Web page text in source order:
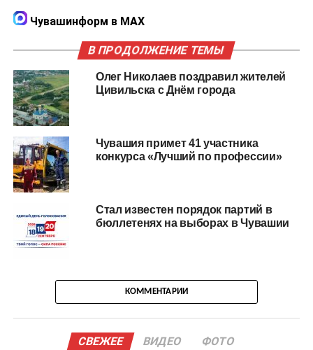
Чувашинформ в MAX
В ПРОДОЛЖЕНИЕ ТЕМЫ
Олег Николаев поздравил жителей
Цивильска с Днём города
Чувашия примет 41 участника
конкурса «Лучший по профессии»
Стал известен порядок партий в
бюллетенях на выборах в Чувашии
КОММЕНТАРИИ
СВЕЖЕЕ ВИДЕО ФОТО